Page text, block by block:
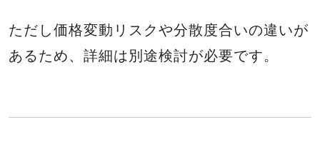
ただし価格変動リスクや分散度合いの違いが
あるため、詳細は別途検討が必要です。